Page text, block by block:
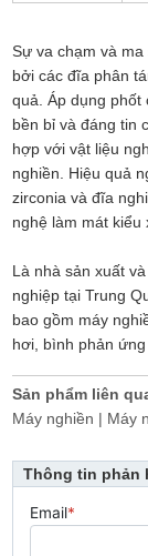
Sự va chạm và
bởi các đĩa phân
quả. Áp dụng phốt
bền bỉ và đáng tin
hợp với vật liệu
nghiền. Hiệu quả
zirconia và đĩa
nghệ làm mát kiểu
Là nhà sản xuất
nghiệp tại Trung
bao gồm máy
hơi, bình phản
Sản phẩm liên
Máy nghiền | Máy
Thông tin phản